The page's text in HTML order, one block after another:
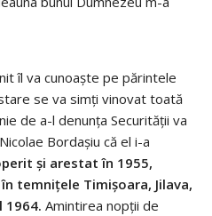
îl va cunoaște pe părintele
se va simți vinovat toată
de a-l denunța Securității va
Bordașiu că el i-a
și arestat în 1955,
temnițele Timișoara, Jilava,
1964. Amintirea nopții de